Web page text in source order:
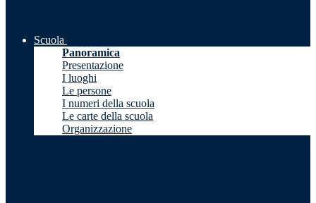
Scuola
Panoramica
Presentazione
I luoghi
Le persone
I numeri della scuola
Le carte della scuola
Organizzazione